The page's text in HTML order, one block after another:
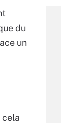
du
un
cela